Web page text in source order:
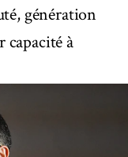
génération
capacité à